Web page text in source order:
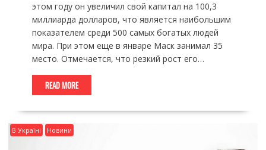
этом году он увеличил свой капитал на 100,3
миллиарда долларов, что является наибольшим
показателем среди 500 самых богатых людей
мира. При этом еще в январе Маск занимал 35
место. Отмечается, что резкий рост его…
READ MORE
В Україні Новини